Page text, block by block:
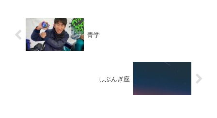
青学
しぶんぎ座